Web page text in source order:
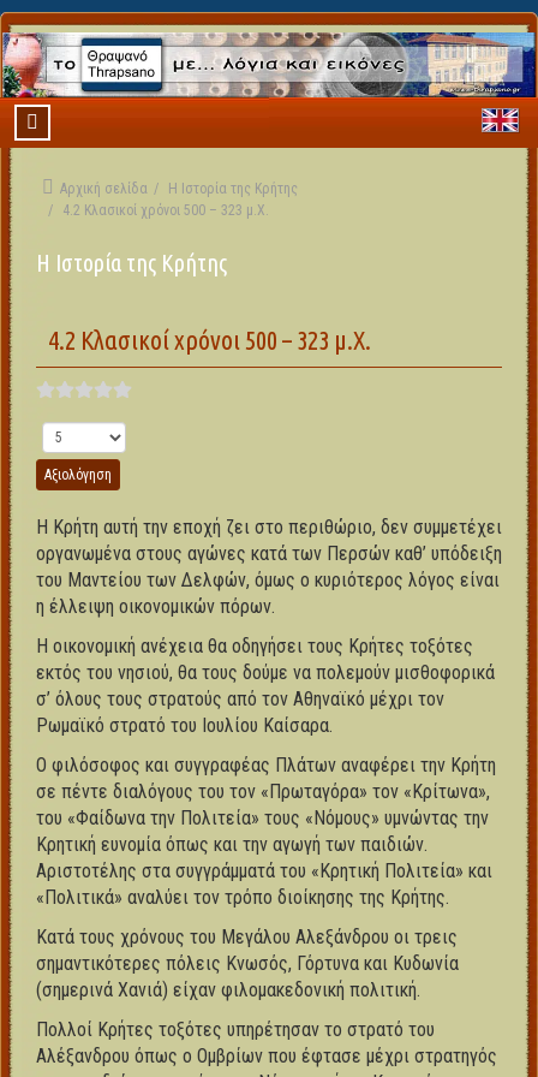
Αρχική σελίδα
Η Ιστορία της Κρήτης
4.2 Κλασικοί χρόνοι 500 – 323 μ.Χ.
Η Ιστορία της Κρήτης
4.2 Κλασικοί χρόνοι 500 – 323 μ.Χ.
Παρακαλώ αξιολογήστε
Η Κρήτη αυτή την εποχή ζει στο περιθώριο, δεν συμμετέχει
οργανωμένα στους αγώνες κατά των Περσών καθ’ υπόδειξη
του Μαντείου των Δελφών, όμως ο κυριότερος λόγος είναι
η έλλειψη οικονομικών πόρων.
Η οικονομική ανέχεια θα οδηγήσει τους Κρήτες τοξότες
εκτός του νησιού, θα τους δούμε να πολεμούν μισθοφορικά
σ’ όλους τους στρατούς από τον Αθηναϊκό μέχρι τον
Ρωμαϊκό στρατό του Ιουλίου Καίσαρα.
Ο φιλόσοφος και συγγραφέας Πλάτων αναφέρει την Κρήτη
σε πέντε διαλόγους του τον «Πρωταγόρα» τον «Κρίτωνα»,
του «Φαίδωνα την Πολιτεία» τους «Νόμους» υμνώντας την
Κρητική ευνομία όπως και την αγωγή των παιδιών.
Αριστοτέλης στα συγγράμματά του «Κρητική Πολιτεία» και
«Πολιτικά» αναλύει τον τρόπο διοίκησης της Κρήτης.
Κατά τους χρόνους του Μεγάλου Αλεξάνδρου οι τρεις
σημαντικότερες πόλεις Κνωσός, Γόρτυνα και Κυδωνία
(σημερινά Χανιά) είχαν φιλομακεδονική πολιτική.
Πολλοί Κρήτες τοξότες υπηρέτησαν το στρατό του
Αλέξανδρου όπως ο Ομβρίων που έφτασε μέχρι στρατηγός